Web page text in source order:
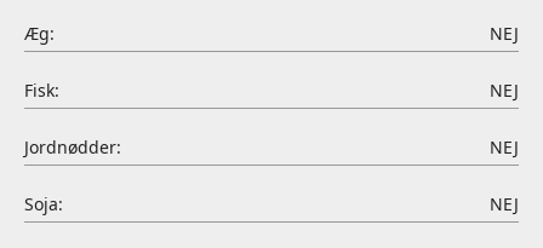
Æg: NEJ
Fisk: NEJ
Jordnødder: NEJ
Soja: NEJ